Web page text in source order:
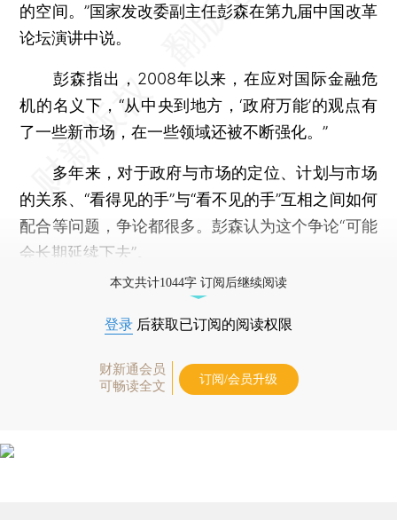
的空间。”国家发改委副主任彭森在第九届中国改革
论坛演讲中说。
彭森指出，2008年以来，在应对国际金融危
机的名义下，“从中央到地方，‘政府万能’的观点有
了一些新市场，在一些领域还被不断强化。”
多年来，对于政府与市场的定位、计划与市场
的关系、“看得见的手”与“看不见的手”互相之间如何
配合等问题，争论都很多。彭森认为这个争论“可能
会长期延续下去”。
本文共计1044字 订阅后继续阅读
登录 后获取已订阅的阅读权限
财新通会员
可畅读全文
订阅/会员升级